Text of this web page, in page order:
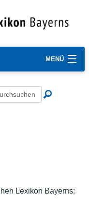
MENÜ
Lexikon Bayerns: